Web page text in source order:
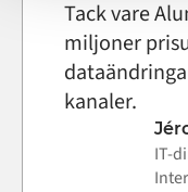
Tack vare
miljoner
kanaler.
IT-